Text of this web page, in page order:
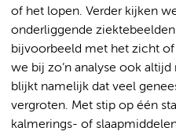
of het lopen. Verder kijken
onderliggende
bijvoorbeeld met het zicht
we bij zo’n analyse ook
blijkt namelijk dat veel
vergroten. Met stip op één
kalmerings- of